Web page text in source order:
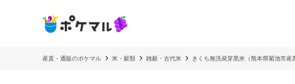
産直・通販のポケマル 米・穀類 雑穀・古代米 きくち無洗発芽黒米（熊本県菊池市